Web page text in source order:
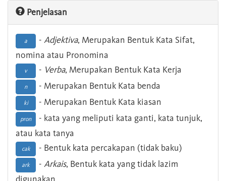
Penjelasan
a - Adjektiva, Merupakan Bentuk Kata Sifat,
nomina atau Pronomina
v - Verba, Merupakan Bentuk Kata Kerja
n - Merupakan Bentuk Kata benda
ki - Merupakan Bentuk Kata kiasan
pron
- kata yang meliputi kata ganti, kata tunjuk,
atau kata tanya
cak - Bentuk kata percakapan (tidak baku)
ark - Arkais, Bentuk kata yang tidak lazim